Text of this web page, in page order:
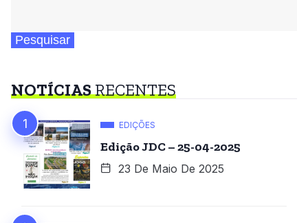
Pesquisar
NOTÍCIASRECENTES
EDIÇÕES
Edição JDC – 25-04-2025
23 De Maio De 2025